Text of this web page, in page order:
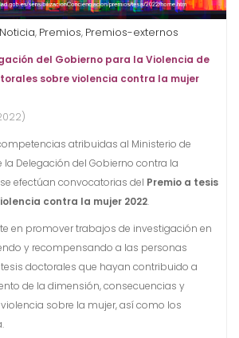
Noticia, Premios, Premios-externos
del Gobierno para la Violencia de
sobre violencia contra la mujer
atribuidas al Ministerio de
la Delegación del Gobierno contra la
efectúan convocatorias del Premio a tesis
contra la mujer 2022.
en promover trabajos de investigación en
y recompensando a las personas
doctorales que hayan contribuido a
de la dimensión, consecuencias y
sobre la mujer, así como los